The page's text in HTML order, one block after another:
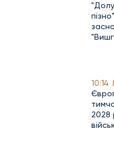
10:14
2028